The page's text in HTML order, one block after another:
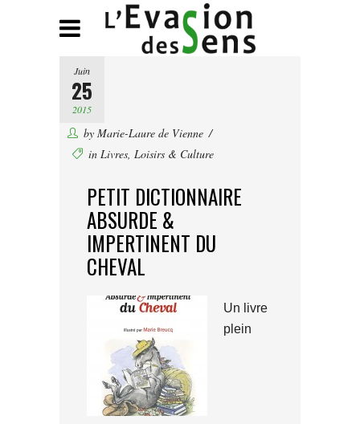
Juin
25
2015
by Marie-Laure de Vienne
in Livres, Loisirs & Culture
PETIT DICTIONNAIRE
ABSURDE &
IMPERTINENT DU
CHEVAL
Un livre
plein